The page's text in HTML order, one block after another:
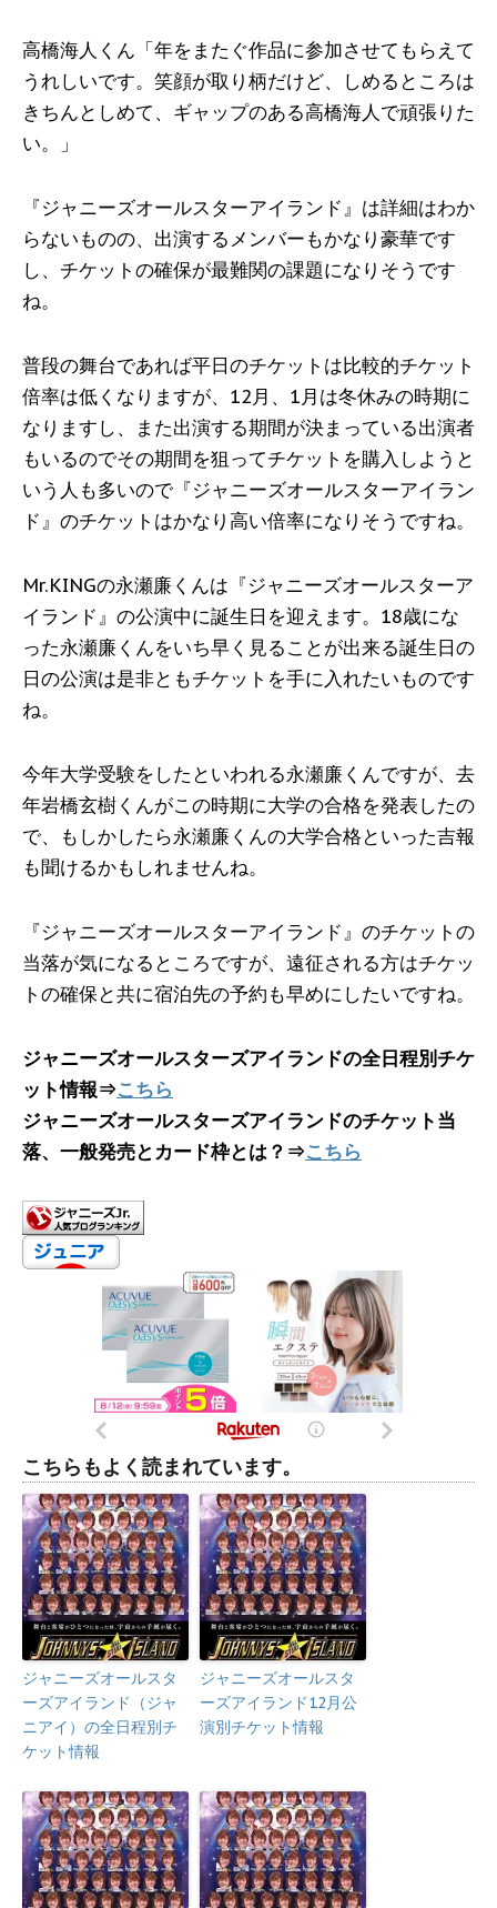
高橋海人くん「年をまたぐ作品に参加させてもらえて
うれしいです。笑顔が取り柄だけど、しめるところは
きちんとしめて、ギャップのある高橋海人で頑張りた
い。」
『ジャニーズオールスターアイランド』は詳細はわか
らないものの、出演するメンバーもかなり豪華です
し、チケットの確保が最難関の課題になりそうです
ね。
普段の舞台であれば平日のチケットは比較的チケット
倍率は低くなりますが、12月、1月は冬休みの時期に
なりますし、また出演する期間が決まっている出演者
もいるのでその期間を狙ってチケットを購入しようと
いう人も多いので『ジャニーズオールスターアイラン
ド』のチケットはかなり高い倍率になりそうですね。
Mr.KINGの永瀬廉くんは『ジャニーズオールスターア
イランド』の公演中に誕生日を迎えます。18歳にな
った永瀬廉くんをいち早く見ることが出来る誕生日の
日の公演は是非ともチケットを手に入れたいものです
ね。
今年大学受験をしたといわれる永瀬廉くんですが、去
年岩橋玄樹くんがこの時期に大学の合格を発表したの
で、もしかしたら永瀬廉くんの大学合格といった吉報
も聞けるかもしれませんね。
『ジャニーズオールスターアイランド』のチケットの
当落が気になるところですが、遠征される方はチケッ
トの確保と共に宿泊先の予約も早めにしたいですね。
ジャニーズオールスターズアイランドの全日程別チケ
ット情報⇒こちら
ジャニーズオールスターズアイランドのチケット当
落、一般発売とカード枠とは？⇒こちら
こちらもよく読まれています。
ジャニーズオールスタ
ーズアイランド（ジャ
ニアイ）の全日程別チ
ケット情報
ジャニーズオールスタ
ーズアイランド12月公
演別チケット情報